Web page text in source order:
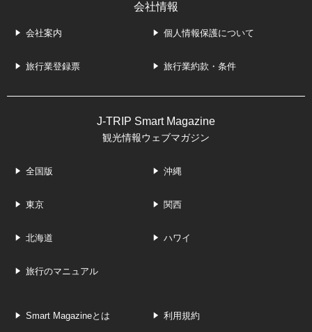
会社情報
会社案内 個人情報保護について
旅行業登録票 旅行業約款・条件
J-TRIP Smart Magazine
観光情報ウェブマガジン
全国版 沖縄
東京 関西
北海道 ハワイ
旅行のマニュアル
Smart Magazineとは 利用規約